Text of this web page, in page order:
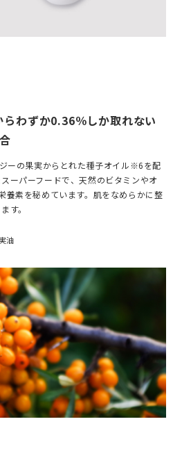
わずか0.36％しか取れない
ーの果実からとれた種子オイル※6を配
ーパーフードで、天然のビタミンやオ
養素を秘めています。肌をなめらかに整
す。
油